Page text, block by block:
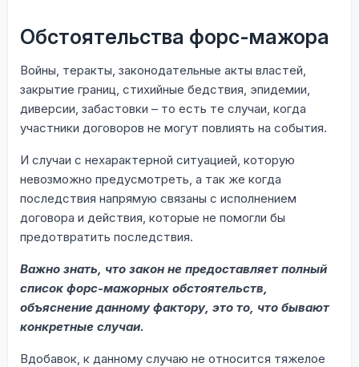
Обстоятельства форс-мажора
Войны, теракты, законодательные акты властей,
закрытие границ, стихийные бедствия, эпидемии,
диверсии, забастовки – то есть те случаи, когда
участники договоров не могут повлиять на события.
И случаи с нехарактерной ситуацией, которую
невозможно предусмотреть, а так же когда
последствия напрямую связаны с исполнением
договора и действия, которые не помогли бы
предотвратить последствия.
Важно знать, что закон не предоставляет полный
список форс-мажорных обстоятельств,
объяснение данному фактору, это то, что бывают
конкретные случаи.
Вдобавок, к данному случаю не относится тяжелое